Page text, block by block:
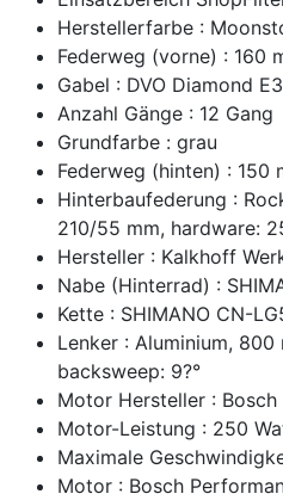
Herstellerfarbe :
Federweg (vorne) : 160
Gabel : DVO Diamond
Anzahl Gänge : 12 Gang
Grundfarbe : grau
Federweg (hinten) : 150
Hinterbaufederung :
210/55 mm, hardware:
Hersteller : Kalkhoff
Nabe (Hinterrad) :
Kette : SHIMANO CN-
Lenker : Aluminium, 800
backsweep: 9?°
Motor Hersteller : Bosch
Motor-Leistung : 250
Maximale
Motor : Bosch